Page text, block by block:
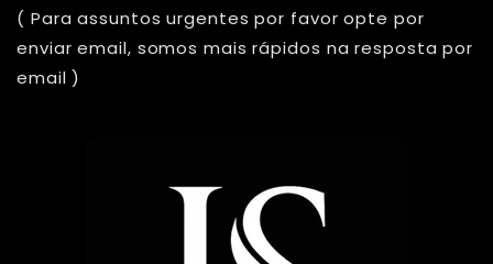
( Para assuntos urgentes por favor opte por
enviar email, somos mais rápidos na resposta por
email )